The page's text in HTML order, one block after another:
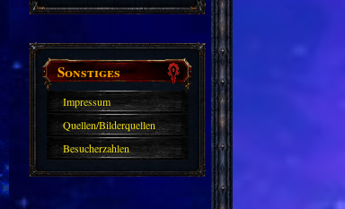
Sonstiges
Impressum
Quellen/Bilderquellen
Besucherzahlen